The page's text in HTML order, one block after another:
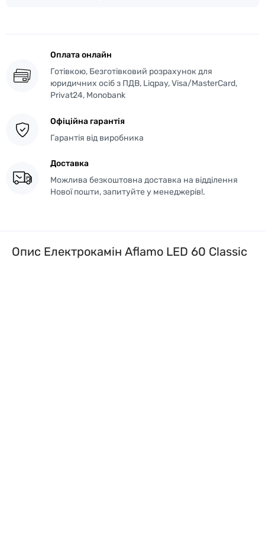
Оплата онлайн
Готівкою, Безготівковий розрахунок для
юридичних осіб з ПДВ, Liqpay, Visa/MasterCard,
Privat24, Monobank
Офіційна гарантія
Гарантія від виробника
Доставка
Можлива безкоштовна доставка на відділення
Нової пошти, запитуйте у менеджерів!.
Опис Електрокамін Aflamo LED 60 Classic